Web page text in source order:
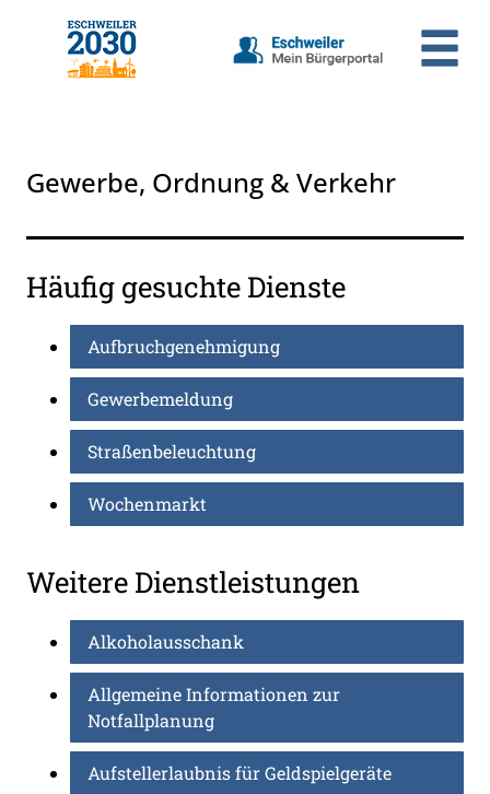
Zum Hauptinhalt springen
Gewerbe, Ordnung & Verkehr
Häufig gesuchte Dienste
Aufbruchgenehmigung
Gewerbemeldung
Straßenbeleuchtung
Wochenmarkt
Weitere Dienstleistungen
Alkoholausschank
Allgemeine Informationen zur
Notfallplanung
Aufstellerlaubnis für Geldspielgeräte